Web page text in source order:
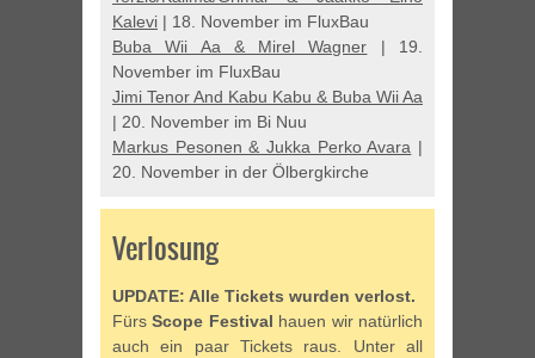
Kalevi | 18. November im FluxBau
Buba Wii Aa & Mirel Wagner | 19.
November im FluxBau
Jimi Tenor And Kabu Kabu & Buba Wii Aa
| 20. November im Bi Nuu
Markus Pesonen & Jukka Perko Avara |
20. November in der Ölbergkirche
Verlosung
UPDATE: Alle Tickets wurden verlost.
FürsScope Festival hauen wir natürlich
auch ein paar Tickets raus. Unter all